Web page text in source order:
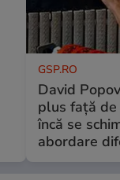
GSP.RO
David
plus față de
încă se
abordare